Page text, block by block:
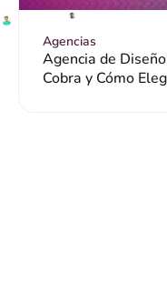
Agencias
Agencia de
Cobra y Cómo